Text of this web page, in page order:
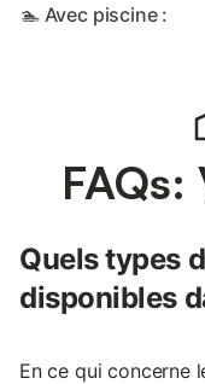
🏊 Avec piscine :
Quels types
disponibles
En ce qui concerne